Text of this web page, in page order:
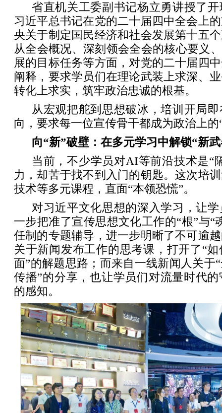
省直机关工委副书记杨立勇讲授了
习近平总书记在党的二十届四中全会上
央关于制定国民经济和社会发展第十五
从全会概况、深刻领会全会的核心要义
展的目标任务等方面，对党的二十届四
阐释，要求学员们在理论武装上求深、
转化上求实，筑牢政治忠诚的根基。
从宏观把舵到思想破冰，培训开局
向，要求每一位宣传骨干都成为政治上的
向“新”破壁：在多元学习中解锁“新
当前，不少学员对AI等前沿技术是
力，却苦于找不到入门的钥匙。这次培
技术等多元课程，直面“本领恐慌”。
对习近平文化思想的深入学习，让
一步把准了宣传思想文化工作的“根”与“
任制的专题辅导，进一步明晰了不可逾
关于新闻发布工作的思考课，打开了“
面”的解题思路；而来自一线新闻人关于
传播”的分享，也让学员们对流量时代
的感知。